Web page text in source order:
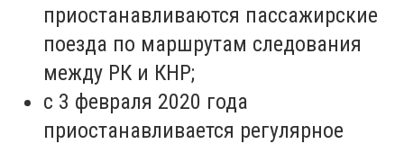
приостанавливаются пассажирские
поезда по маршрутам следования
между РК и КНР;
с 3 февраля 2020 года
приостанавливается регулярное